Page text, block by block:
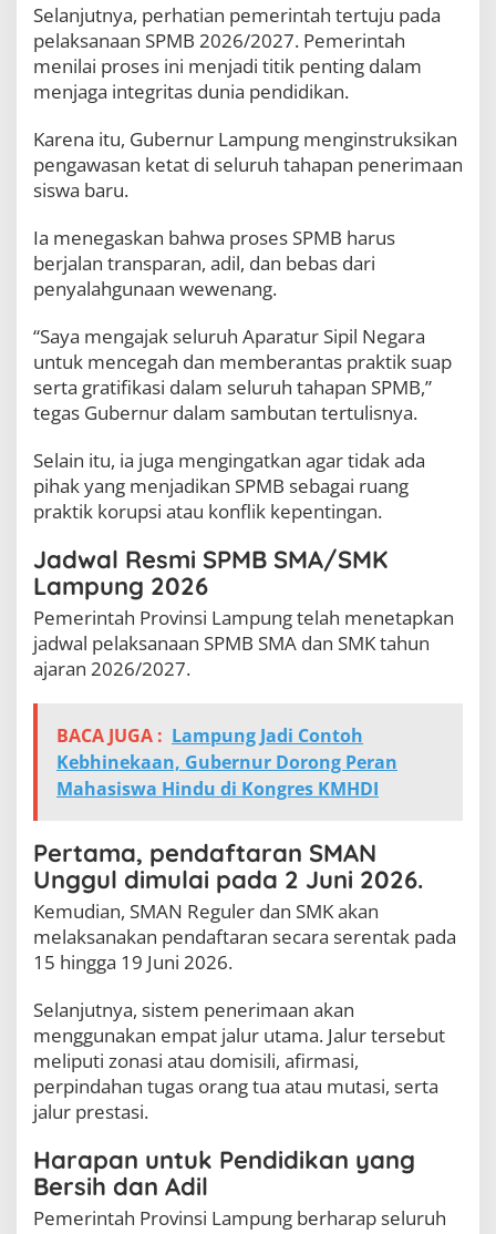
Selanjutnya, perhatian pemerintah tertuju pada
pelaksanaan SPMB 2026/2027. Pemerintah
menilai proses ini menjadi titik penting dalam
menjaga integritas dunia pendidikan.
Karena itu, Gubernur Lampung menginstruksikan
pengawasan ketat di seluruh tahapan penerimaan
siswa baru.
Ia menegaskan bahwa proses SPMB harus
berjalan transparan, adil, dan bebas dari
penyalahgunaan wewenang.
“Saya mengajak seluruh Aparatur Sipil Negara
untuk mencegah dan memberantas praktik suap
serta gratifikasi dalam seluruh tahapan SPMB,”
tegas Gubernur dalam sambutan tertulisnya.
Selain itu, ia juga mengingatkan agar tidak ada
pihak yang menjadikan SPMB sebagai ruang
praktik korupsi atau konflik kepentingan.
Jadwal Resmi SPMB SMA/SMK
Lampung 2026
Pemerintah Provinsi Lampung telah menetapkan
jadwal pelaksanaan SPMB SMA dan SMK tahun
ajaran 2026/2027.
BACA JUGA : Lampung Jadi Contoh
Kebhinekaan, Gubernur Dorong Peran
Mahasiswa Hindu di Kongres KMHDI
Pertama, pendaftaran SMAN
Unggul dimulai pada 2 Juni 2026.
Kemudian, SMAN Reguler dan SMK akan
melaksanakan pendaftaran secara serentak pada
15 hingga 19 Juni 2026.
Selanjutnya, sistem penerimaan akan
menggunakan empat jalur utama. Jalur tersebut
meliputi zonasi atau domisili, afirmasi,
perpindahan tugas orang tua atau mutasi, serta
jalur prestasi.
Harapan untuk Pendidikan yang
Bersih dan Adil
Pemerintah Provinsi Lampung berharap seluruh